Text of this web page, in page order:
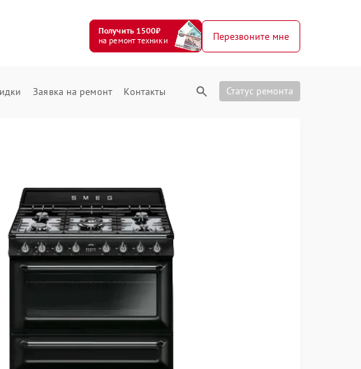
Получить 1500₽
на ремонт техники
Перезвоните мне
Заявка на ремонт Контакты Статус ремонта